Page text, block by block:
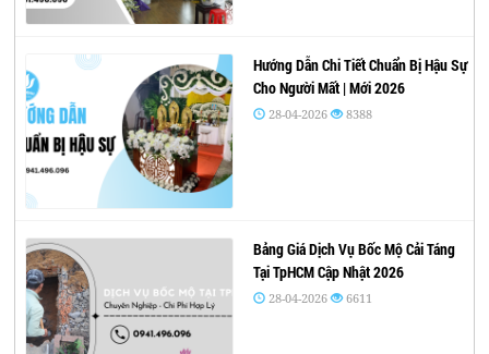
Hướng Dẫn Chi Tiết Chuẩn Bị Hậu Sự
Cho Người Mất | Mới 2026
28-04-2026 8388
Bảng Giá Dịch Vụ Bốc Mộ Cải Táng
Tại TpHCM Cập Nhật 2026
28-04-2026 6611